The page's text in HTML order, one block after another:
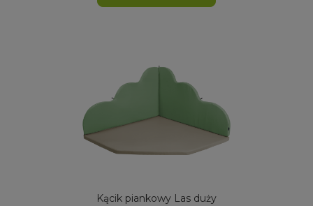
Kącik piankowy Las duży